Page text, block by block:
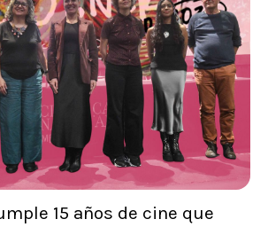
15 años de cine que